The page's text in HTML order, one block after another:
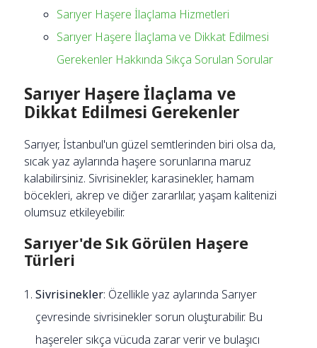
Sarıyer Haşere İlaçlama Hizmetleri
Sarıyer Haşere İlaçlama ve Dikkat Edilmesi
Gerekenler Hakkında Sıkça Sorulan Sorular
Sarıyer Haşere İlaçlama ve
Dikkat Edilmesi Gerekenler
Sarıyer, İstanbul'un güzel semtlerinden biri olsa da,
sıcak yaz aylarında haşere sorunlarına maruz
kalabilirsiniz. Sivrisinekler, karasinekler, hamam
böcekleri, akrep ve diğer zararlılar, yaşam kalitenizi
olumsuz etkileyebilir.
Sarıyer'de Sık Görülen Haşere
Türleri
Sivrisinekler: Özellikle yaz aylarında Sarıyer
çevresinde sivrisinekler sorun oluşturabilir. Bu
haşereler sıkça vücuda zarar verir ve bulaşıcı